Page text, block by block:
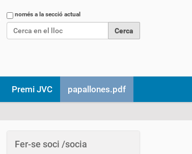
Cercanomés a la secció actual
Premi JVC papallones.pdf
Fer-se soci /socia